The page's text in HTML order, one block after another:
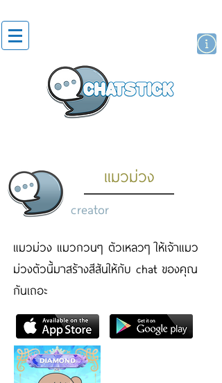
แมวม่วง
creator
แมวม่วง แมวกวนๆ ตัวเหลวๆ ให้เจ้าแมว
ม่วงตัวนี้มาสร้างสีสันให้กับ chat ของคุณ
กันเถอะ